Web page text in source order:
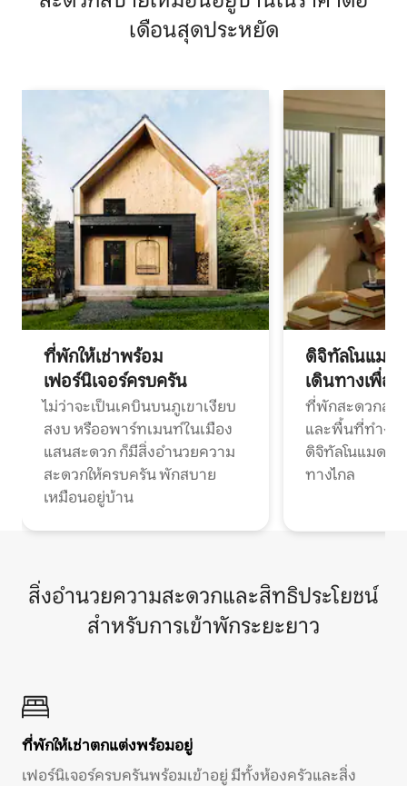
เดือนสุดประหยัด
ที่พักให้เช่าพร้อม
เฟอร์นิเจอร์ครบครัน
ไม่ว่าจะเป็นเคบินบนภูเขาเงียบ
สงบ หรืออพาร์ทเมนท์ในเมือง
แสนสะดวก ก็มีสิ่งอำนวยความ
สะดวกให้ครบครัน พักสบาย
เหมือนอยู่บ้าน
ดิจิทัลโนแมด
เดินทางเพื่อ
ที่พักสะดวกสบ
และพื้นที่ทำงา
ดิจิทัลโนแมดแ
ทางไกล
สิ่งอำนวยความสะดวกและสิทธิประโยชน์
สำหรับการเข้าพักระยะยาว
ที่พักให้เช่าตกแต่งพร้อมอยู่
เฟอร์นิเจอร์ครบครันพร้อมเข้าอยู่ มีทั้งห้องครัวและสิ่ง